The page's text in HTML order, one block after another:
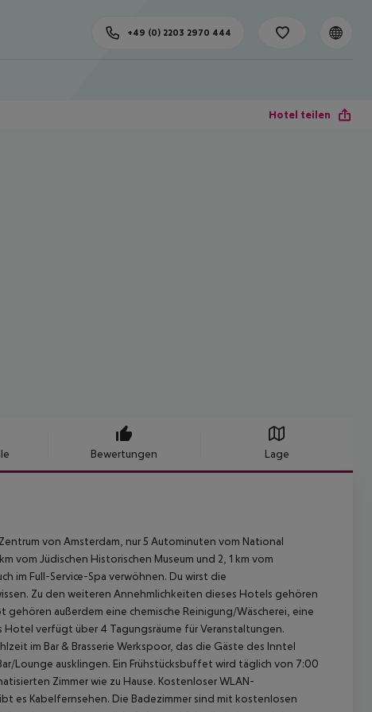
+49 (0) 2203 2970 444
Hotel teilen
Bewertungen Lage
von Amsterdam, nur 5 Autominuten vom National
vom Jüdischen Historischen Museum und 2, 1 km vom
im Full-Service-Spa verwöhnen. Du wirst die
Zu den weiteren Annehmlichkeiten dieses Hotels gehören
außerdem eine chemische Reinigung/Wäscherei, eine
verfügt über 4 Tagungsräume für Veranstaltungen.
im Bar & Brasserie Werkspoor, das die Gäste des Inntel
Lounge ausklingen. Ein Frühstücksbuffet wird täglich von 7:00
Zimmer wie zu Hause. Kostenloser WLAN-
es Kabelfernsehen. Die Badezimmer sind mit kostenlosen